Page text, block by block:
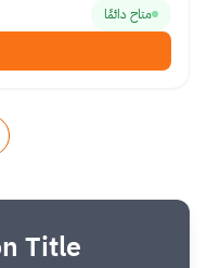
متاح دائمًا
Title